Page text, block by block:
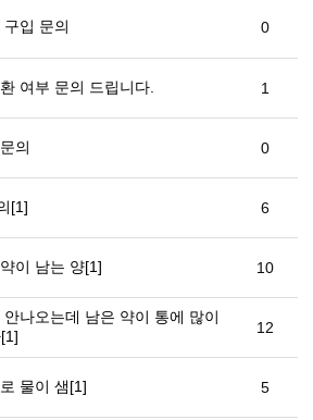
입 문의 0
여부 문의 드립니다. 1
의 0
[1] 6
이 남는 양[1] 10
나오는데 남은 약이 통에 많이
12
물이 샘[1] 5